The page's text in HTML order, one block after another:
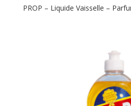
PROP – Liquide Vaisselle –